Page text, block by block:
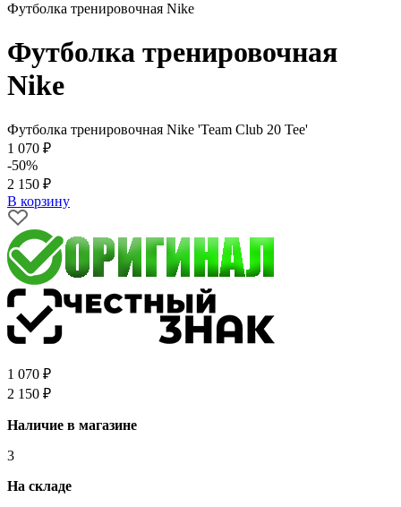
Футболка тренировочная Nike
Футболка тренировочная
Nike
Футболка тренировочная Nike 'Team Club 20 Tee'
1 070 ₽
-50%
2 150 ₽
В корзину
1 070 ₽
2 150 ₽
Наличие в магазине
3
На складе